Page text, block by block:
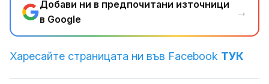
Добави ни в предпочитани източници
в Google
→
Харесайте страницата ни във Facebook ТУК